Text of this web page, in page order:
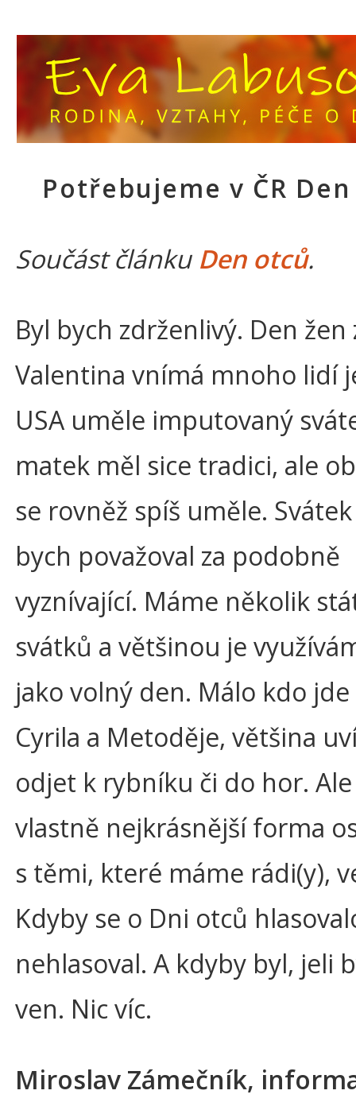
Potřebujeme v ČR
Součást článku Den otců.
Byl bych zdrženlivý. Den žen
Valentina vnímá mnoho lidí
USA uměle imputovaný
matek měl sice tradici, ale
se rovněž spíš uměle.
bych považoval za podobně
vyznívající. Máme několik
svátků a většinou je
jako volný den. Málo kdo
Cyrila a Metoděje, většina
odjet k rybníku či do hor.
vlastně nejkrásnější forma
s těmi, které máme rádi(y),
Kdyby se o Dni otců
nehlasoval. A kdyby byl, jeli
ven. Nic víc.
Miroslav Zámečník,